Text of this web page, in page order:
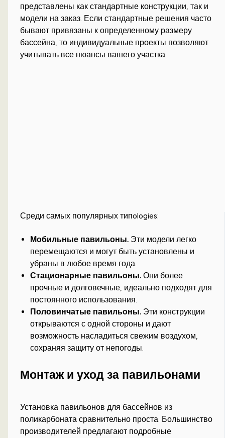
представлены как стандартные конструкции, так и
модели на заказ. Если стандартные решения часто
бывают привязаны к определенному размеру
бассейна, то индивидуальные проекты позволяют
учитывать все нюансы вашего участка.
Среди самых популярных типologies:
Мобильные павильоны. Эти модели легко
перемещаются и могут быть установлены и
убраны в любое время года.
Стационарные павильоны. Они более
прочные и долговечные, идеально подходят для
постоянного использования.
Половинчатые павильоны. Эти конструкции
открываются с одной стороны и дают
возможность насладиться свежим воздухом,
сохраняя защиту от непогоды.
Монтаж и уход за павильонами
Установка павильонов для бассейнов из
поликарбоната сравнительно проста. Большинство
производителей предлагают подробные